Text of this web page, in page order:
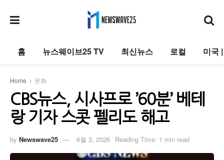
홈 뉴스웨이브25 TV 최신뉴스 로컬 미국
Home 문화
CBS뉴스, 시사프로 ’60분’ 베테
랑 기자 스콧 펠리도 해고
by Newswave25 6월 3, 2026 Reading Time: 1 min read